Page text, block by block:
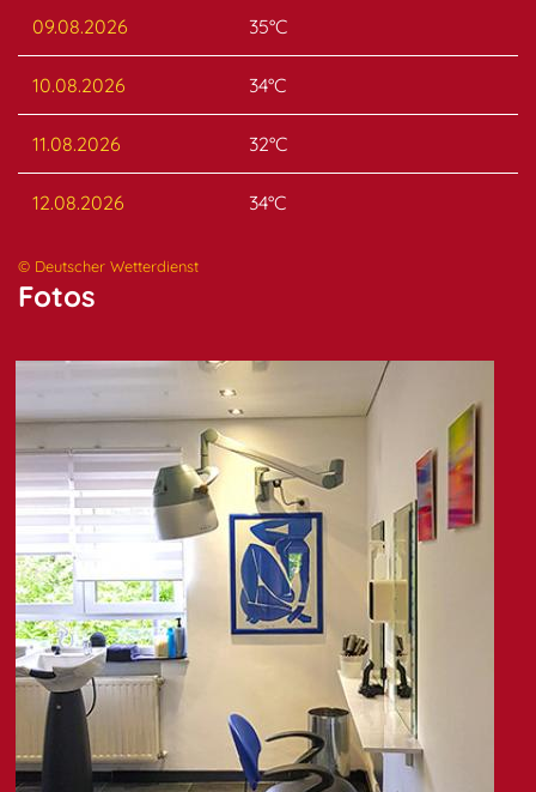
09.08.2026 35°C
10.08.2026 34°C
11.08.2026 32°C
12.08.2026 34°C
© Deutscher Wetterdienst
Fotos